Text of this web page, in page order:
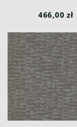
466,00 zł